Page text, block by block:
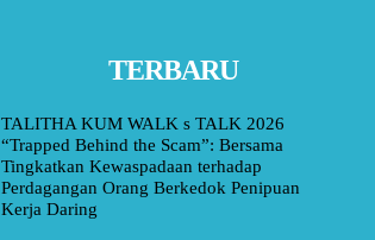
TERBARU
TALITHA KUM WALK s TALK 2026
“Trapped Behind the Scam”: Bersama
Tingkatkan Kewaspadaan terhadap
Perdagangan Orang Berkedok Penipuan
Kerja Daring